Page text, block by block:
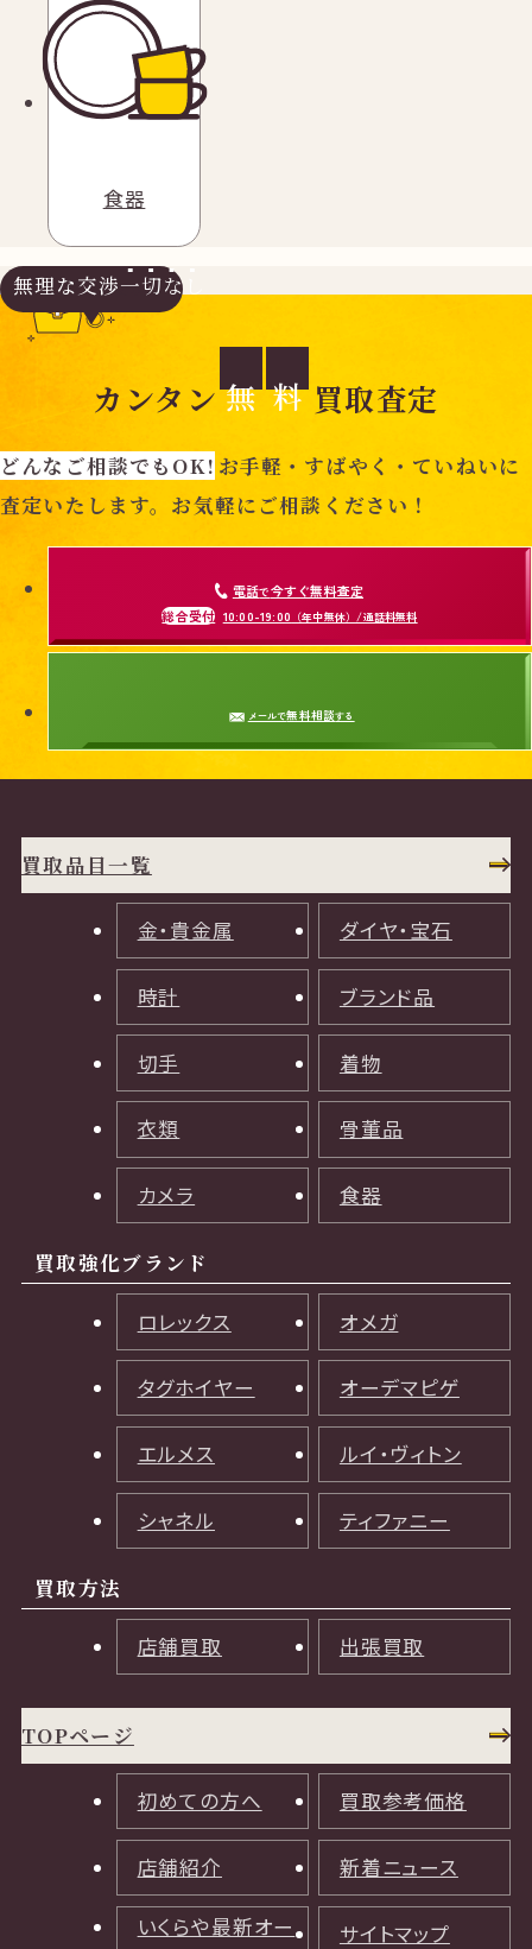
食器
無理な交渉一切なし
カンタン 無 料 買取査定
どんなご相談でもOK! お手軽・すばやく・ていねいに
査定いたします。お気軽にご相談ください！
電話で今すぐ無料査定
総合受付 10:00-19:00 （年中無休）/通話料無料
メールで無料相談する
買取品目一覧
金・貴金属 ダイヤ・宝石
時計 ブランド品
切手 着物
衣類 骨董品
カメラ 食器
買取強化ブランド
ロレックス オメガ
タグホイヤー オーデマピゲ
エルメス ルイ・ヴィトン
シャネル ティファニー
買取方法
店舗買取 出張買取
TOPページ
初めての方へ 買取参考価格
店舗紹介 新着ニュース
いくらや最新オー
サイトマップ